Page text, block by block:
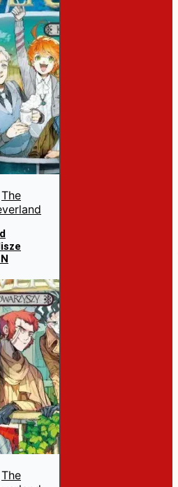
The
zł.
cena
wynosi:
27,19 zł.
The